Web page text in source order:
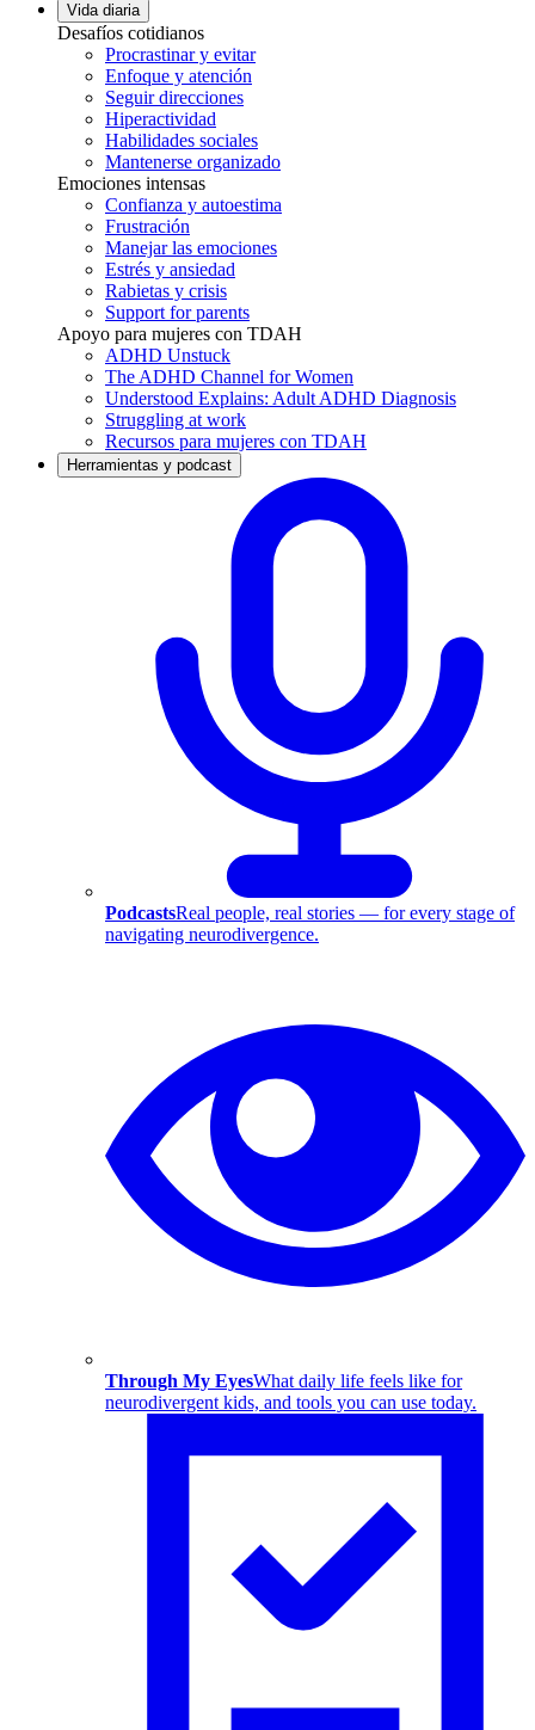
Vida diaria
Desafíos cotidianos
Procrastinar y evitar
Enfoque y atención
Seguir direcciones
Hiperactividad
Habilidades sociales
Mantenerse organizado
Emociones intensas
Confianza y autoestima
Frustración
Manejar las emociones
Estrés y ansiedad
Rabietas y crisis
Support for parents
Apoyo para mujeres con TDAH
ADHD Unstuck
The ADHD Channel for Women
Understood Explains: Adult ADHD Diagnosis
Struggling at work
Recursos para mujeres con TDAH
Herramientas y podcast
PodcastsReal people, real stories — for every stage of
navigating neurodivergence.
Through My EyesWhat daily life feels like for
neurodivergent kids, and tools you can use today.